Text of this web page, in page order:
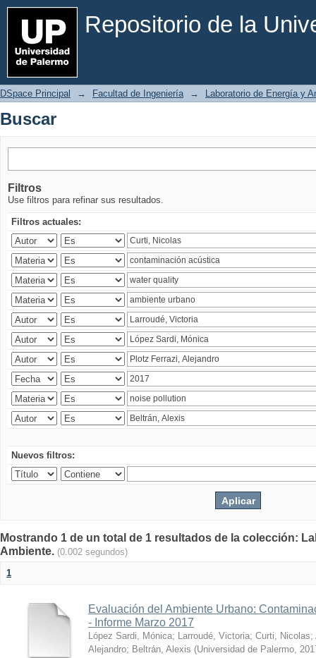
Repositorio de la
Buscar
DSpace Principal → Facultad de Ingeniería → Laboratorio de Energía y
Buscar
Filtros
Use filtros para refinar sus resultados.
Filtros actuales:
Nuevos filtros:
Mostrando 1 de un total de 1 resultados de la colección:
Ambiente. (0.002 segundos)
1
Evaluación del Ambiente Urbano:
- Informe Marzo 2017
López Sardi, Mónica; Larroudé, Victoria; Curti, Nicolas;
Alejandro; Beltrán, Alexis (Universidad de Palermo,